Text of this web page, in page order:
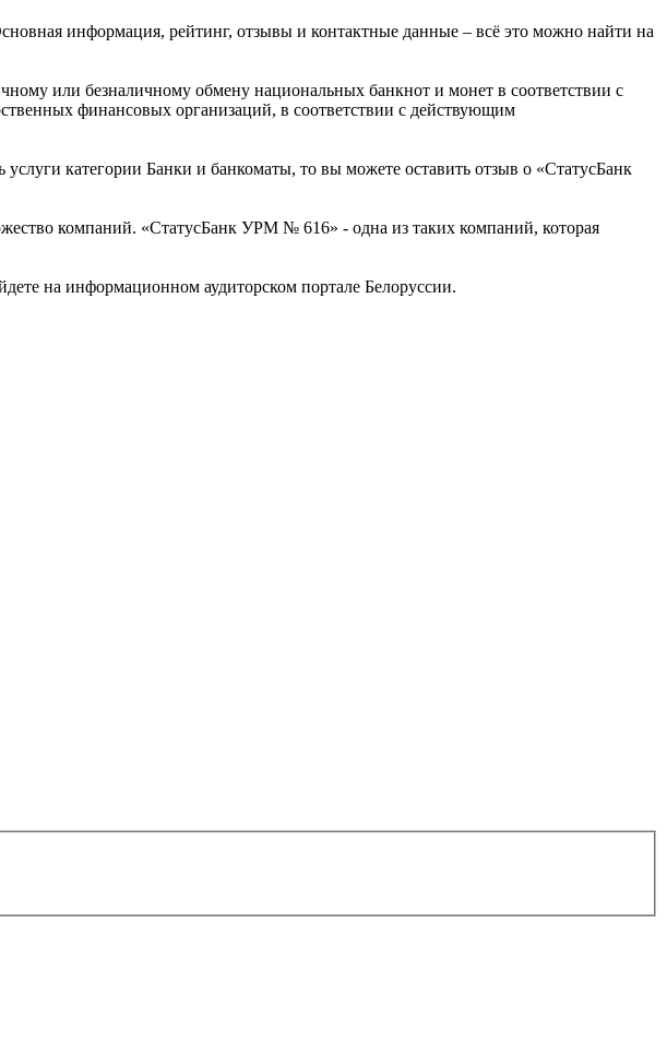
информация, рейтинг, отзывы и контактные данные – всё это можно найти на
или безналичному обмену национальных банкнот и монет в соответствии с
финансовых организаций, в соответствии с действующим
категории Банки и банкоматы, то вы можете оставить отзыв о «СтатусБанк
компаний. «СтатусБанк УРМ № 616» - одна из таких компаний, которая
на информационном аудиторском портале Белоруссии.